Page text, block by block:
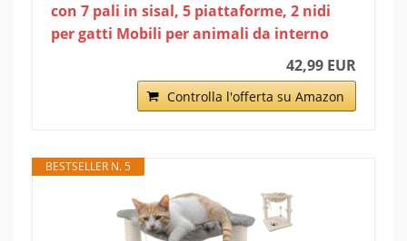
con 7 pali in sisal, 5 piattaforme, 2 nidi
per gatti Mobili per animali da interno
42,99 EUR
Controlla l'offerta su Amazon
BESTSELLER N. 5